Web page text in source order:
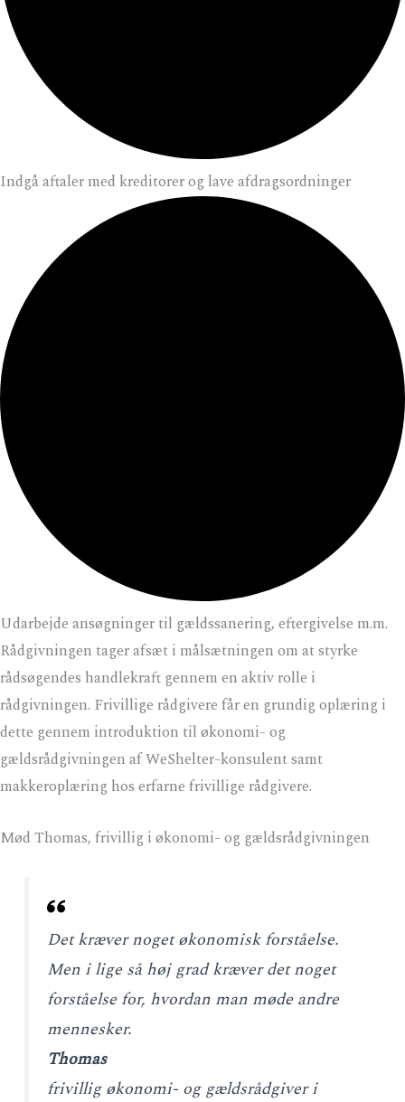
Indgå aftaler med kreditorer og lave afdragsordninger
Udarbejde ansøgninger til gældssanering, eftergivelse m.m.
Rådgivningen tager afsæt i målsætningen om at styrke
rådsøgendes handlekraft gennem en aktiv rolle i
rådgivningen. Frivillige rådgivere får en grundig oplæring i
dette gennem introduktion til økonomi- og
gældsrådgivningen af WeShelter-konsulent samt
makkeroplæring hos erfarne frivillige rådgivere.
Mød Thomas, frivillig i økonomi- og gældsrådgivningen
Det kræver noget økonomisk forståelse.
Men i lige så høj grad kræver det noget
forståelse for, hvordan man møde andre
mennesker.
Thomas
frivillig økonomi- og gældsrådgiver i